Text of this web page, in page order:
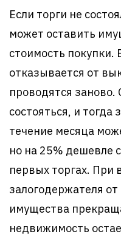
Если торги не
может оставить
стоимость покупки.
отказывается от
проводятся заново.
состояться, и тогда
течение месяца
но на 25% дешевле
первых торгах. При
залогодержателя
имущества
недвижимость